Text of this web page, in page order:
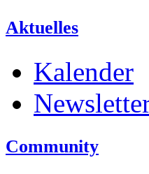
Aktuelles
Kalender
Community